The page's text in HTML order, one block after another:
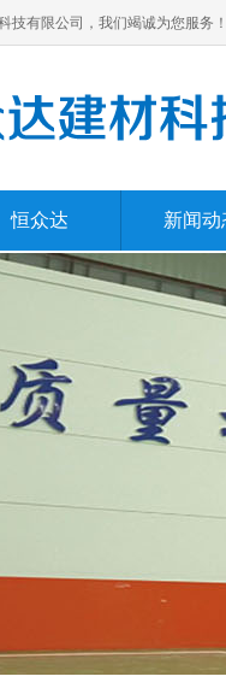
技有限公司，我们竭诚为您服务
恒众达 新闻动